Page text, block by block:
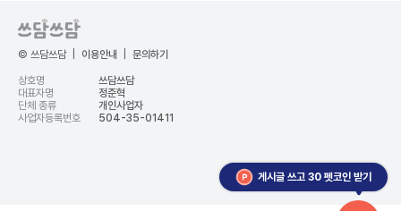
게시글 쓰고 30 펫코인 받기
© 쓰담쓰담 이용안내 문의하기
상호명
쓰담쓰담
대표자명
정준혁
단체 종류
개인사업자
사업자등록번호
504-35-01411